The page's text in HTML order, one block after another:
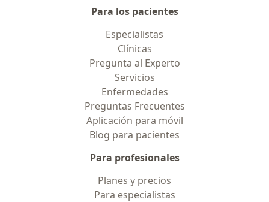
Para los pacientes
Especialistas
Clínicas
Pregunta al Experto
Servicios
Enfermedades
Preguntas Frecuentes
Aplicación para móvil
Blog para pacientes
Para profesionales
Planes y precios
Para especialistas